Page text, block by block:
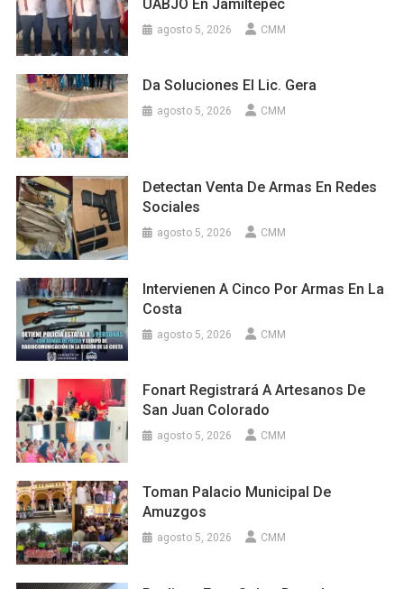
UABJO En Jamiltepec
agosto 5, 2026 CMM
Da Soluciones El Lic. Gera
agosto 5, 2026 CMM
Detectan Venta De Armas En Redes
Sociales
agosto 5, 2026 CMM
Intervienen A Cinco Por Armas En La
Costa
agosto 5, 2026 CMM
Fonart Registrará A Artesanos De
San Juan Colorado
agosto 5, 2026 CMM
Toman Palacio Municipal De
Amuzgos
agosto 5, 2026 CMM